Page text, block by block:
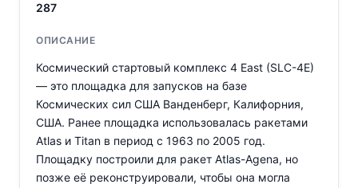
287
ОПИСАНИЕ
Космический стартовый комплекс 4 East (SLC-4E)
— это площадка для запусков на базе
Космических сил США Ванденберг, Калифорния,
США. Ранее площадка использовалась ракетами
Atlas и Titan в период с 1963 по 2005 год.
Площадку построили для ракет Atlas-Agena, но
позже её реконструировали, чтобы она могла